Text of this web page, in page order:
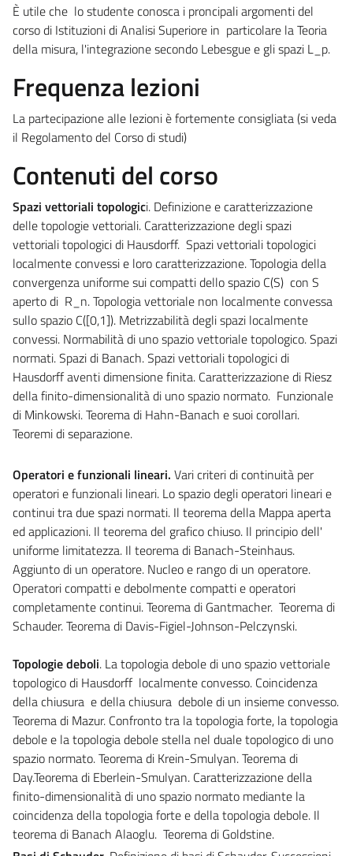
È utile che lo studente conosca i proncipali argomenti del
corso di Istituzioni di Analisi Superiore in particolare la Teoria
della misura, l'integrazione secondo Lebesgue e gli spazi L_p.
Frequenza lezioni
La partecipazione alle lezioni è fortemente consigliata (si veda
il Regolamento del Corso di studi)
Contenuti del corso
Spazi vettoriali topologici. Definizione e caratterizzazione
delle topologie vettoriali. Caratterizzazione degli spazi
vettoriali topologici di Hausdorff. Spazi vettoriali topologici
localmente convessi e loro caratterizzazione. Topologia della
convergenza uniforme sui compatti dello spazio C(S) con S
aperto di R_n. Topologia vettoriale non localmente convessa
sullo spazio C([0,1]). Metrizzabilità degli spazi localmente
convessi. Normabilità di uno spazio vettoriale topologico. Spazi
normati. Spazi di Banach.Spazi vettoriali topologici di
Hausdorff aventi dimensione finita. Caratterizzazionedi Riesz
della finito-dimensionalità di uno spazio normato. Funzionale
di Minkowski. Teorema di Hahn-Banach e suoi corollari.
Teoremi di separazione.
Operatori e funzionali lineari. Vari criteri di continuità per
operatori e funzionali lineari. Lo spazio degli operatori lineari e
continui tra due spazi normati. Il teorema della Mappa aperta
ed applicazioni. Il teorema del grafico chiuso. Il principio dell'
uniforme limitatezza. Il teorema di Banach-Steinhaus.
Aggiunto di un operatore. Nucleo e rango di un operatore.
Operatori compatti e debolmente compatti e operatori
completamente continui. Teorema di Gantmacher. Teorema di
Schauder. Teorema di Davis-Figiel-Johnson-Pelczynski.
Topologie deboli. La topologia debole di uno spazio vettoriale
topologico di Hausdorff localmente convesso. Coincidenza
della chiusura e della chiusura debole di un insieme convesso.
Teorema di Mazur. Confronto tra la topologia forte, la topologia
debole e la topologia debole stella nel duale topologico di uno
spazio normato. Teorema di Krein-Smulyan. Teorema di
Day.Teorema di Eberlein-Smulyan. Caratterizzazione della
finito-dimensionalità di uno spazio normato mediante la
coincidenza della topologia forte e della topologia debole. Il
teorema di Banach Alaoglu. Teorema di Goldstine.